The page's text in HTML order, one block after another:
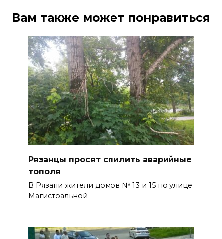
Вам также может понравиться
Рязанцы просят спилить аварийные
тополя
В Рязани жители домов № 13 и 15 по улице
Магистральной